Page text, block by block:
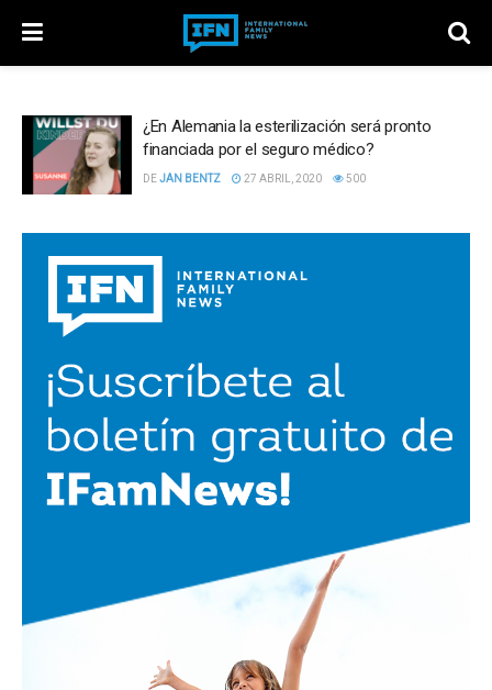
¿En Alemania la esterilización será pronto
financiada por el seguro médico?
DEJAN BENTZ 27 ABRIL, 2020 500